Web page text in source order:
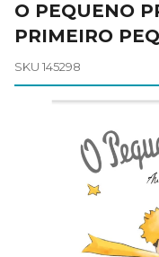
O PEQUENO
PRIMEIRO
SKU 145298